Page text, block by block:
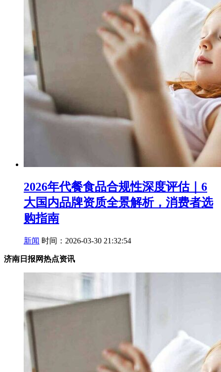
2026年代餐食品合规性深度评估｜6
大国内品牌资质全景解析，消费者选
购指南
新闻 时间：2026-03-30 21:32:54
济南日报网热点资讯